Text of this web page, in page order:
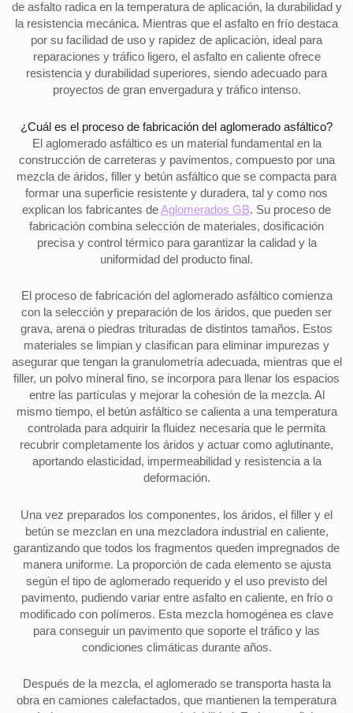
de asfalto radica en la temperatura de aplicación, la durabilidad y
la resistencia mecánica. Mientras que el asfalto en frío destaca
por su facilidad de uso y rapidez de aplicación, ideal para
reparaciones y tráfico ligero, el asfalto en caliente ofrece
resistencia y durabilidad superiores, siendo adecuado para
proyectos de gran envergadura y tráfico intenso.
¿Cuál es el proceso de fabricación del aglomerado asfáltico?
El aglomerado asfáltico es un material fundamental en la
construcción de carreteras y pavimentos, compuesto por una
mezcla de áridos, filler y betún asfáltico que se compacta para
formar una superficie resistente y duradera, tal y como nos
explican los fabricantes deAglomerados GB. Su proceso de
fabricación combina selección de materiales, dosificación
precisa y control térmico para garantizar la calidad y la
uniformidad del producto final.
El proceso de fabricación del aglomerado asfáltico comienza
con la selección y preparación de los áridos, que pueden ser
grava, arena o piedras trituradas de distintos tamaños. Estos
materiales se limpian y clasifican para eliminar impurezas y
asegurar que tengan la granulometría adecuada, mientras que el
filler, un polvo mineral fino, se incorpora para llenar los espacios
entre las partículas y mejorar la cohesión de la mezcla. Al
mismo tiempo, el betún asfáltico se calienta a una temperatura
controlada para adquirir la fluidez necesaria que le permita
recubrir completamente los áridos y actuar como aglutinante,
aportando elasticidad, impermeabilidad y resistencia a la
deformación.
Una vez preparados los componentes, los áridos, el filler y el
betún se mezclan en una mezcladora industrial en caliente,
garantizando que todos los fragmentos queden impregnados de
manera uniforme. La proporción de cada elemento se ajusta
según el tipo de aglomerado requerido y el uso previsto del
pavimento, pudiendo variar entre asfalto en caliente, en frío o
modificado con polímeros. Esta mezcla homogénea es clave
para conseguir un pavimento que soporte el tráfico y las
condiciones climáticas durante años.
Después de la mezcla, el aglomerado se transporta hasta la
obra en camiones calefactados, que mantienen la temperatura